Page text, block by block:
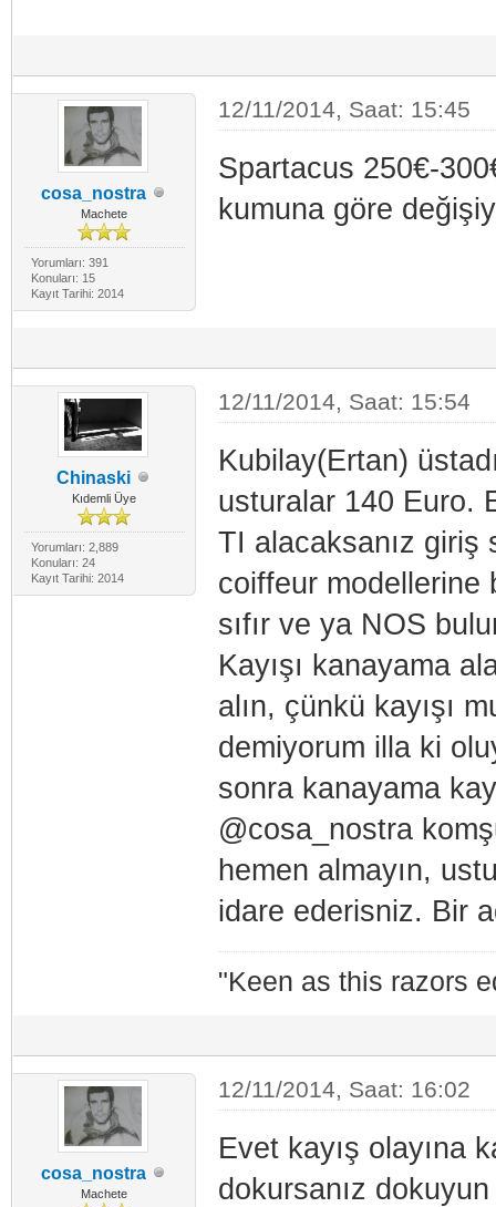
cosa_nostra
Machete
Yorumları: 391
Konuları: 15
Kayıt Tarihi: 2014
12/11/2014, Saat: 15:45
Spartacus 250€-
kumuna göre
Chinaski
Kıdemli Üye
Yorumları: 2,889
Konuları: 24
Kayıt Tarihi: 2014
12/11/2014, Saat: 15:54
Kubilay(Ertan)
usturalar 140 Euro.
TI alacaksanız
coiffeur modellerine
sıfır ve ya NOS
Kayışı kanayama
alın, çünkü kayışı
demiyorum illa ki
sonra kanayama
@cosa_nostra
hemen almayın,
idare ederisniz. Bir
"Keen as this razors
cosa_nostra
Machete
12/11/2014, Saat: 16:02
Evet kayış olayına
dokursanız